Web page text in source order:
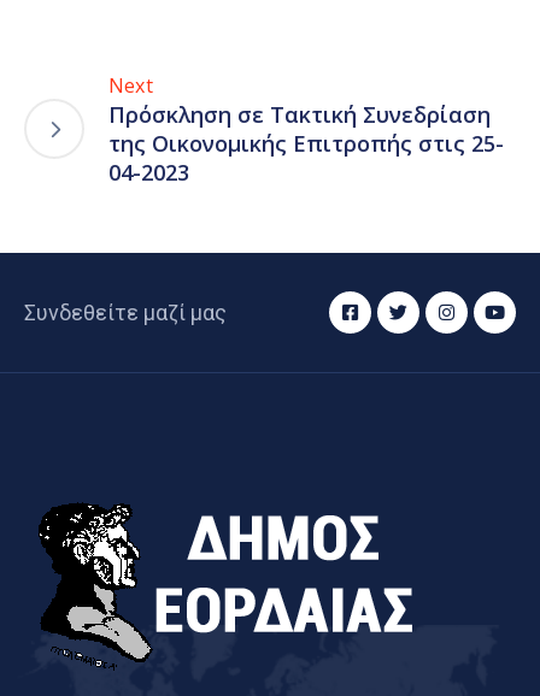
Next
Πρόσκληση σε Τακτική Συνεδρίαση
της Οικονομικής Επιτροπής στις 25-
04-2023
Συνδεθείτε μαζί μας